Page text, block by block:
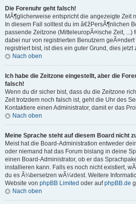
Die Forenuhr geht falsch!
MÃ¶glicherweise entspricht die angezeigte Zeit
In diesem Fall solltest du im â€žPersÃ¶nlichen
passende Zeitzone (MitteleuropÃ¤ische Zeit, ...)
dabei nur von registrierten Benutzern
registriert bist, ist dies ein guter Grund, dies jetzt
Nach oben
Ich habe die Zeitzone eingestellt, aber die
falsch!
Wenn du dir sicher bist, dass du die Zeitzone
Zeit trotzdem noch falsch ist, geht die Uhr des
Kontaktiere einen Administrator, damit er das
Nach oben
Meine Sprache steht auf diesem Board nicht
Meist hat die Board-Administration entweder
oder niemand hat das Forum bislang in deine
einen Board-Administrator, ob er das
installieren kann. Falls es noch nicht existiert,
du es Ã¼bersetzen wÃ¼rdest. Weitere
Website von phpBB Limited oder aufphpBB.de
Nach oben